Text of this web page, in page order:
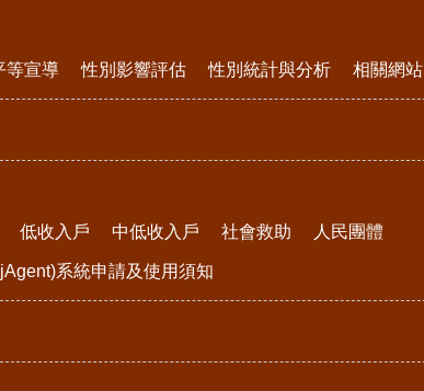
等宣導 性別影響評估 性別統計與分析 相關網站
低收入戶 中低收入戶 社會救助 人民團體
系統申請及使用須知